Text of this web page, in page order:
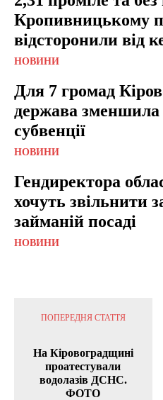
Кропивницькому
відсторонили від
НОВИНИ
Для 7 громад
держава зменшила
субвенції
НОВИНИ
Гендиректора
хочуть звільнити
займаній посаді
НОВИНИ
ПОПЕРЕДНЯ СТАТТЯ
На Кіровоградщині
проатестували
водолазів ДСНС.
ФОТО